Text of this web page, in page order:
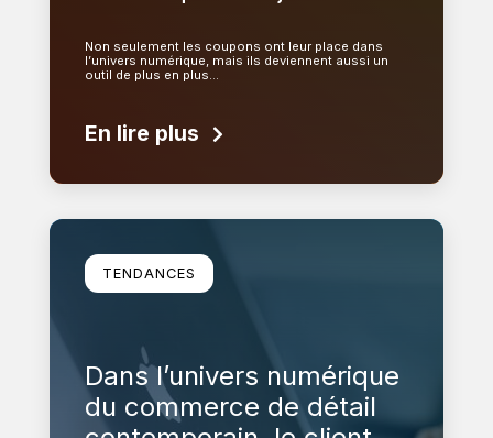
Non seulement les coupons ont leur place dans
l’univers numérique, mais ils deviennent aussi un
outil de plus en plus…
En lire plus
En savoir plus
TENDANCES
Dans l’univers numérique
du commerce de détail